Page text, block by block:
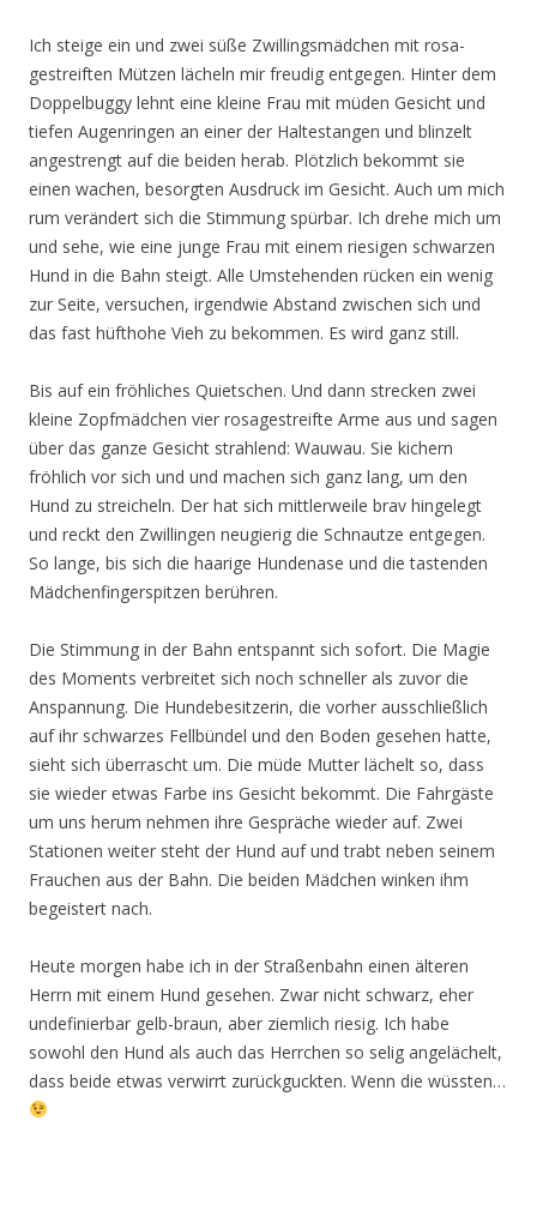
Ich steige ein und zwei süße Zwillingsmädchen mit rosa-
gestreiften Mützen lächeln mir freudig entgegen. Hinter dem
Doppelbuggy lehnt eine kleine Frau mit müden Gesicht und
tiefen Augenringen an einer der Haltestangen und blinzelt
angestrengt auf die beiden herab. Plötzlich bekommt sie
einen wachen, besorgten Ausdruck im Gesicht. Auch um mich
rum verändert sich die Stimmung spürbar. Ich drehe mich um
und sehe, wie eine junge Frau mit einem riesigen schwarzen
Hund in die Bahn steigt. Alle Umstehenden rücken ein wenig
zur Seite, versuchen, irgendwie Abstand zwischen sich und
das fast hüfthohe Vieh zu bekommen. Es wird ganz still.
Bis auf ein fröhliches Quietschen. Und dann strecken zwei
kleine Zopfmädchen vier rosagestreifte Arme aus und sagen
über das ganze Gesicht strahlend: Wauwau. Sie kichern
fröhlich vor sich und und machen sich ganz lang, um den
Hund zu streicheln. Der hat sich mittlerweile brav hingelegt
und reckt den Zwillingen neugierig die Schnautze entgegen.
So lange, bis sich die haarige Hundenase und die tastenden
Mädchenfingerspitzen berühren.
Die Stimmung in der Bahn entspannt sich sofort. Die Magie
des Moments verbreitet sich noch schneller als zuvor die
Anspannung. Die Hundebesitzerin, die vorher ausschließlich
auf ihr schwarzes Fellbündel und den Boden gesehen hatte,
sieht sich überrascht um. Die müde Mutter lächelt so, dass
sie wieder etwas Farbe ins Gesicht bekommt. Die Fahrgäste
um uns herum nehmen ihre Gespräche wieder auf. Zwei
Stationen weiter steht der Hund auf und trabt neben seinem
Frauchen aus der Bahn. Die beiden Mädchen winken ihm
begeistert nach.
Heute morgen habe ich in der Straßenbahn einen älteren
Herrn mit einem Hund gesehen. Zwar nicht schwarz, eher
undefinierbar gelb-braun, aber ziemlich riesig. Ich habe
sowohl den Hund als auch das Herrchen so selig angelächelt,
dass beide etwas verwirrt zurückguckten. Wenn die wüssten…